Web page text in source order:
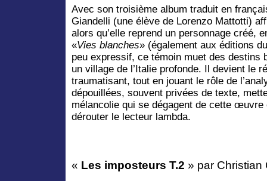
Avec son troisième album traduit en
Giandelli (une élève de Lorenzo Mattotti)
alors qu’elle reprend un personnage créé,
«Vies blanches» (également aux éditions
peu expressif, ce témoin muet des destins
un village de l’Italie profonde. Il devient le
traumatisant, tout en jouant le rôle de
dépouillées, souvent privées de texte,
mélancolie qui se dégagent de cette
dérouter le lecteur lambda.
« Les imposteurs T.2 » par Christian